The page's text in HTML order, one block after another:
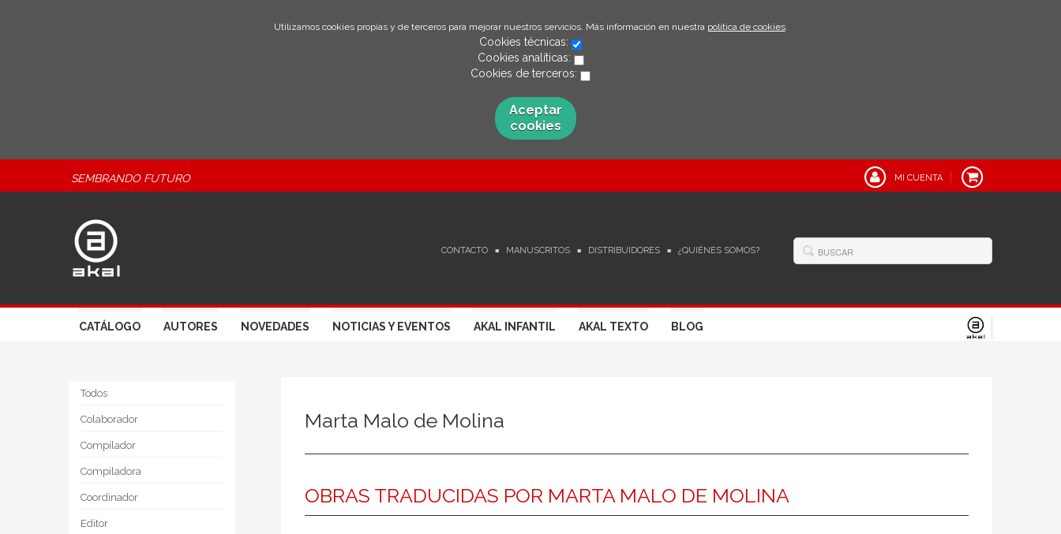
Utilizamos cookies propias y de terceros para mejorar nuestros servicios. Más información en nuestra política de cookies.
Cookies técnicas:
Cookies analíticas:
Cookies de terceros:
Aceptar
cookies
SEMBRANDO FUTURO MI CUENTA
CONTACTO MANUSCRITOS DISTRIBUIDORES ¿QUIÉNES SOMOS?
CATÁLOGO AUTORES NOVEDADES NOTICIAS Y EVENTOS AKAL INFANTIL AKAL TEXTO BLOG
Todos
Colaborador
Compilador
Compiladora
Coordinador
Editor
Marta Malo de Molina
OBRAS TRADUCIDAS POR MARTA MALO DE MOLINA